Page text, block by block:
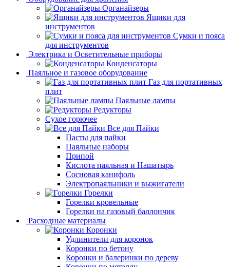
Органайзеры
Ящики для
инструментов
Сумки и пояса
для инструментов
Электрика и Осветительные приборы
Конденсаторы
Паяльное и газовое оборудование
Газ для портативных
плит
Паяльные лампы
Редукторы
Сухое горючее
Все для Пайки
Пасты для пайки
Паяльные наборы
Припой
Кислота паяльная и Нашатырь
Сосновая канифоль
Электропаяльники и выжигатели
Горелки
Горелки кровельные
Горелки на газовый баллончик
Расходные материалы
Коронки
Удлинители для коронок
Коронки по бетону
Коронки и балеринки по дереву